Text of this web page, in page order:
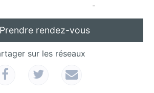
-
Prendre rendez-vous
sur les réseaux